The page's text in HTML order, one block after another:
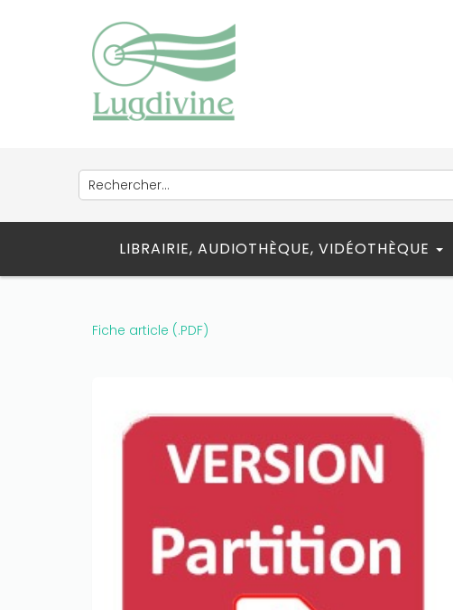
LIBRAIRIE, AUDIOTHÈQUE, VIDÉOTHÈQUE
Fiche article (.PDF)
want to win a huge amount on your
credits!